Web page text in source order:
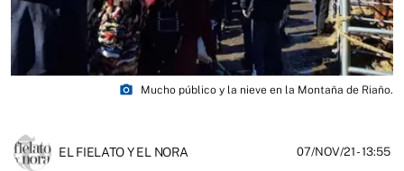
photo_camera Mucho público y la nieve en la Montaña de Riaño.
EL FIELATO Y EL NORA 07/NOV/21- 13:55